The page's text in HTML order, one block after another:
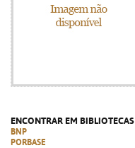
ENCONTRAR EM BIBLIOTECAS
BNP
PORBASE